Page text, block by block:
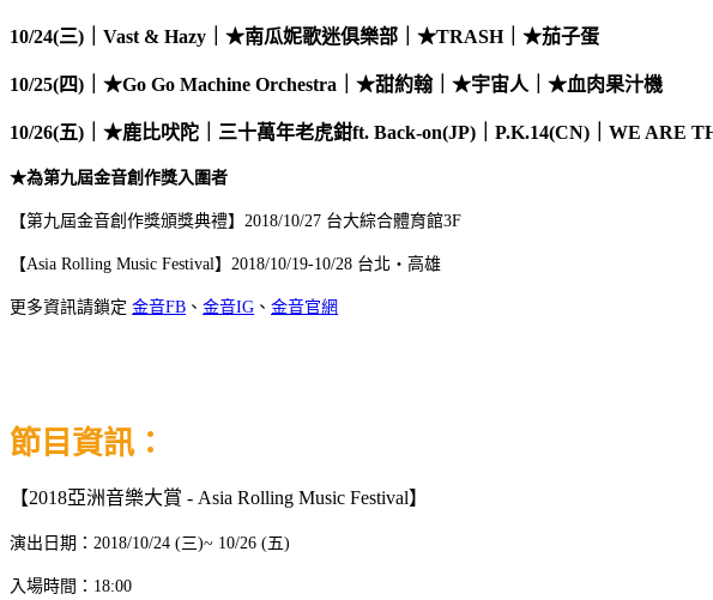
10/24(三) Vast & Hazy ★南瓜妮歌迷俱樂部｜ ★TRASH｜ ★茄子蛋
10/25(四) ★Go Go Machine Orchestra ★甜約翰｜ ★宇宙人｜ ★血肉果汁機
10/26(五) ★鹿比吠陀｜三十萬年老虎鉗ft. Back-on(JP) P.K.14(CN) WE ARE
★為第九屆金音創作獎入圍者
【第九屆金音創作獎頒獎典禮】2018/10/27 台大綜合體育館3F
【Asia Rolling Music Festival】2018/10/19-10/28 台北・高雄
更多資訊請鎖定 金音FB 、 金音IG 、 金音官網
節目資訊：
【2018亞洲音樂大賞 - Asia Rolling Music Festival】
演出日期：2018/10/24 (三)~ 10/26 (五)
入場時間：18:00